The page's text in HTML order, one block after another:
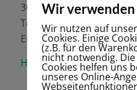
30659 Hannover
Tel. 0511 – 6045222
Email:info@Hvin.de
Hier
kommt Ihr direkt zur
Wir verwenden
Wir nutzen auf
Cookies. Einige
(z.B. für den
nicht notwendig.
Cookies helfen uns
unseres Online-